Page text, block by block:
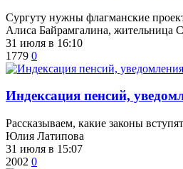
Сургуту нужны флагманские
Алиса Байрамгалина, жительница
31 июля в 16:10
1779 0
​Индексация пенсий,
Рассказываем, какие законы
Юлия Латипова
31 июля в 15:07
2002 0